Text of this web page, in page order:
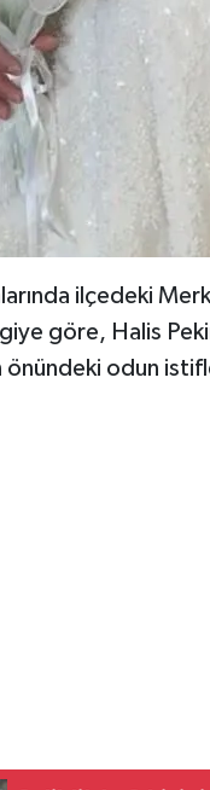
ilçedeki
göre, Halis
önündeki odun